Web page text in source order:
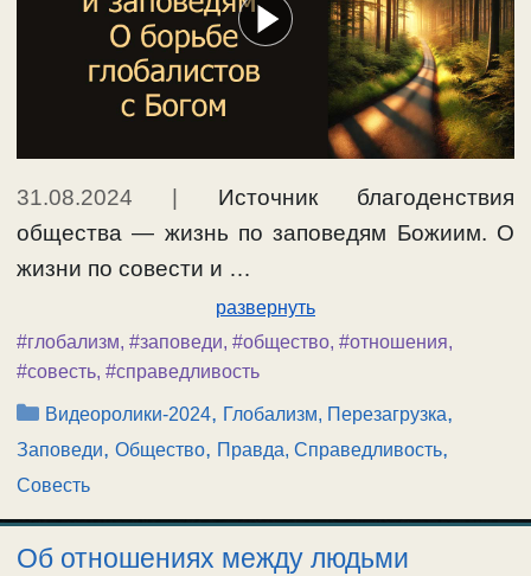
31.08.2024
Источник благоденствия
общества — жизнь по заповедям Божиим. О
жизни по совести и …
развернуть
#глобализм, #заповеди, #общество, #отношения,
#совесть, #справедливость
Рубрики
Видеоролики-2024, Глобализм, Перезагрузка,
Заповеди, Общество, Правда, Справедливость,
Совесть
Об отношениях между людьми